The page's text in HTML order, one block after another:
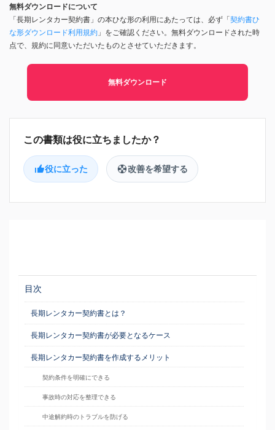
無料ダウンロードについて
「長期レンタカー契約書」の本ひな形の利用にあたっては、必ず「契約書ひ
な形ダウンロード利用規約 」をご確認ください。無料ダウンロードされた時
点で、規約に同意いただいたものとさせていただきます。
無料ダウンロード
役に立った 改善を希望する
目次
長期レンタカー契約書とは？
長期レンタカー契約書が必要となるケース
長期レンタカー契約書を作成するメリット
契約条件を明確にできる
事故時の対応を整理できる
中途解約時のトラブルを防げる